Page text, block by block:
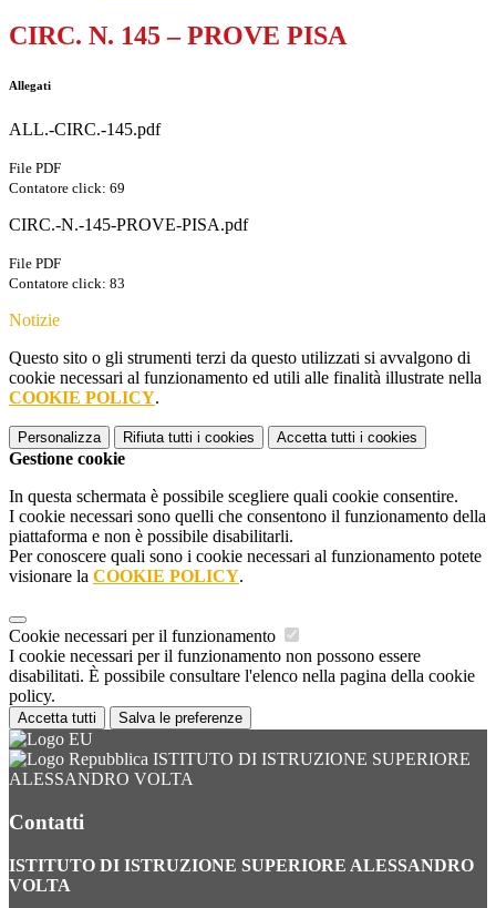
CIRC. N. 145 – PROVE PISA
Allegati
ALL.-CIRC.-145.pdf
File PDF
Contatore click: 69
CIRC.-N.-145-PROVE-PISA.pdf
File PDF
Contatore click: 83
Notizie
Questo sito o gli strumenti terzi da questo utilizzati si avvalgono di
cookie necessari al funzionamento ed utili alle finalità illustrate nella
COOKIE POLICY.
Personalizza Rifiuta tutti i cookies Accetta tutti i cookies
Gestione cookie
In questa schermata è possibile scegliere quali cookie consentire.
I cookie necessari sono quelli che consentono il funzionamento della
piattaforma e non è possibile disabilitarli.
Per conoscere quali sono i cookie necessari al funzionamento potete
visionare la COOKIE POLICY.
Cookie necessari per il funzionamento
I cookie necessari per il funzionamento non possono essere
disabilitati. È possibile consultare l'elenco nella pagina della cookie
policy.
Accetta tutti Salva le preferenze
ISTITUTO DI ISTRUZIONE SUPERIORE
ALESSANDRO VOLTA
Contatti
ISTITUTO DI ISTRUZIONE SUPERIORE ALESSANDRO
VOLTA